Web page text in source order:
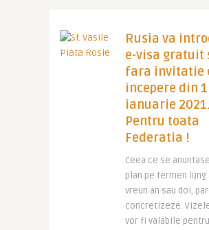
Rusia va
e-visa gratuit
fara invitatie
incepere din 1
ianuarie 2021.
Pentru toata
Federatia !
Ceea ce se
plan pe termen lung
vreun an sau doi,
concretizeze.
vor fi valabile